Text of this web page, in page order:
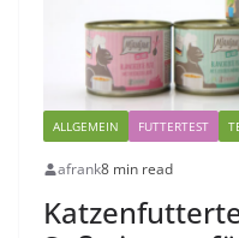
ALLGEMEIN FUTTERTEST
afrank8 min read